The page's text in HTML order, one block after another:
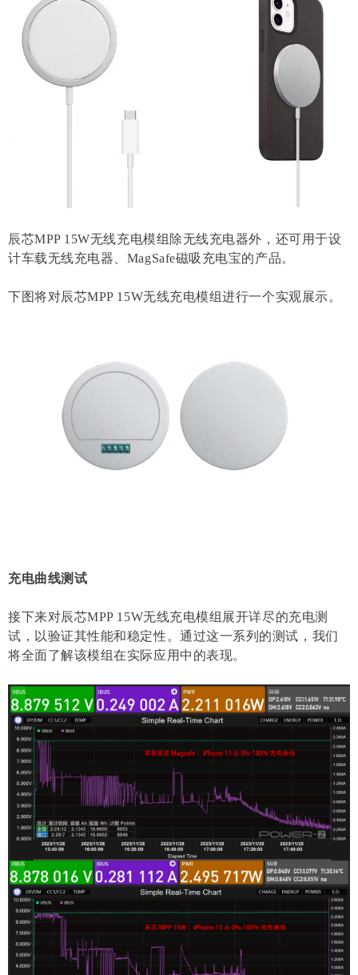
辰芯MPP 15W无线充电模组除无线充电器外，还可用于设
计车载无线充电器、MagSafe磁吸充电宝的产品。
下图将对辰芯MPP 15W无线充电模组进行一个实观展示。
充电曲线测试
接下来对辰芯MPP 15W无线充电模组展开详尽的充电测
试，以验证其性能和稳定性。通过这一系列的测试，我们
将全面了解该模组在实际应用中的表现。